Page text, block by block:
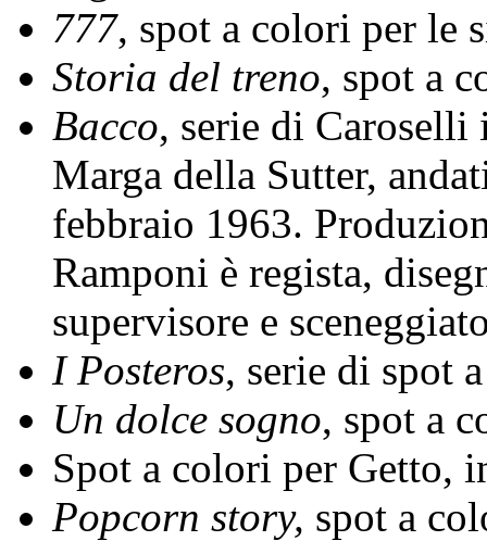
777, spot a colori per le
Storia del treno, spot a
Bacco, serie di Caroselli
Marga della Sutter,
febbraio 1963.
Ramponi è regista,
supervisore e
I Posteros, serie di spot
Un dolce sogno, spot a
Spot a colori per Getto,
Popcorn story, spot a